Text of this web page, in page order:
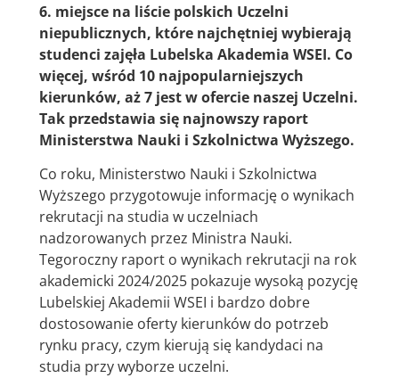
6. miejsce na liście polskich Uczelni
niepublicznych, które najchętniej wybierają
studenci zajęła Lubelska Akademia WSEI. Co
więcej, wśród 10 najpopularniejszych
kierunków, aż 7 jest w ofercie naszej Uczelni.
Tak przedstawia się najnowszy raport
Ministerstwa Nauki i Szkolnictwa Wyższego.
Co roku, Ministerstwo Nauki i Szkolnictwa
Wyższego przygotowuje informację o wynikach
rekrutacji na studia w uczelniach
nadzorowanych przez Ministra Nauki.
Tegoroczny raport o wynikach rekrutacji na rok
akademicki 2024/2025 pokazuje wysoką pozycję
Lubelskiej Akademii WSEI i bardzo dobre
dostosowanie oferty kierunków do potrzeb
rynku pracy, czym kierują się kandydaci na
studia przy wyborze uczelni.